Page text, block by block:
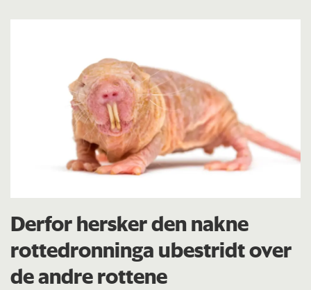
Derfor hersker den nakne
rottedronninga ubestridt over
de andre rottene